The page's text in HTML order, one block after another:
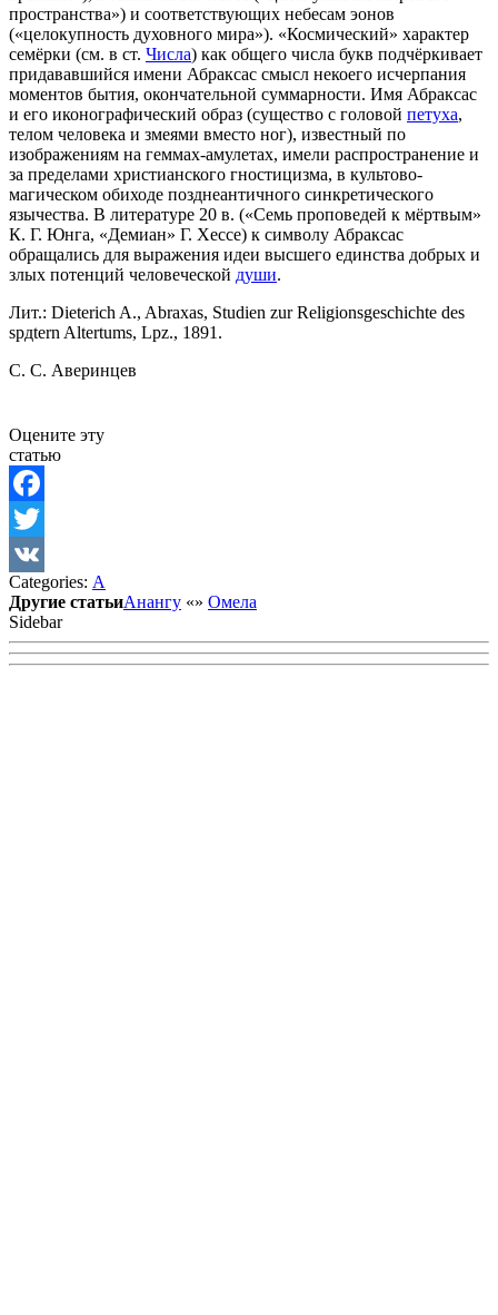
пространства») и соответствующих небесам эонов
(«целокупность духовного мира»). «Космический» характер
семёрки (см. в ст. Числа) как общего числа букв подчёркивает
придававшийся имени Абраксас смысл некоего исчерпания
моментов бытия, окончательной суммарности. Имя Абраксас
и его иконографический образ (существо с головой петуха,
телом человека и змеями вместо ног), известный по
изображениям на геммах-амулетах, имели распространение и
за пределами христианского гностицизма, в культово-
магическом обиходе позднеантичного синкретического
язычества. В литературе 20 в. («Семь проповедей к мёртвым»
К. Г. Юнга, «Демиан» Г. Хессе) к символу Абраксас
обращались для выражения идеи высшего единства добрых и
злых потенций человеческой души.
Лит.: Dieterich A., Abraxas, Studien zur Religionsgeschichte des
spдtern Altertums, Lpz., 1891.
C. С. Aверинцев
Оцените эту
статью
Facebook
Twitter
VK
Categories: А
Другие статьиАнангу «» Омела
Sidebar